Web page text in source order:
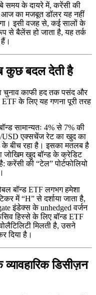
समय के दायरे में, करेंसी की
आज का मजबूत डॉलर यह नहीं
इसी वजह से, कई सालों के
से बैलेंस हो जाता है, यह तर्क
कुछ बदल देती है
चुनाव काफी हद तक पसंद और
ETF के लिए यह गणना पूरी तरह
सामान्यतः 4% से 7% की
USD एक्सचेंज रेट का खुद का
के बीच रहा है। इसका मतलब है
जोखिम खुद बॉन्ड के क्रेडिट
की “टेल” पोर्टफोलियो
बॉन्ड ETF लगभग हमेशा
में “H” से दर्शाया जाता है,
इंडेक्स के unhedged वर्जन
हिस्से के लिए बॉन्ड ETF
मिलती है, उसने
दिया है।
डिसीज़न